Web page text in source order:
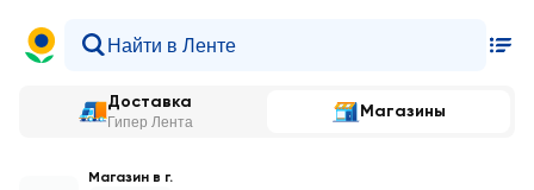
Доставка
Гипер Лента
Магазины
Магазин в г.